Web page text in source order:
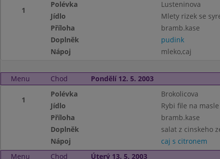
1
Polévka
Lusteninova
Jídlo
Mlety rizek se
Příloha
bramb.kase
Doplněk
pudink
Nápoj
mleko,caj
Menu Chod Pondělí 12. 5. 2003
1
Polévka
Brokolicova
Jídlo
Rybi file na masle
Příloha
bramb.kase
Doplněk
salat z cinskeho
Nápoj
caj s citronem
Menu
Chod Úterý 13. 5. 2003